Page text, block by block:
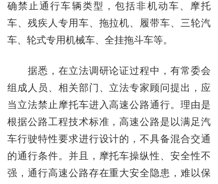
确禁止通行车辆类型，包括非机动车、摩托
车、残疾人专用车、拖拉机、履带车、三轮汽
车、轮式专用机械车、全挂拖斗车等。
据悉，在立法调研论证过程中，有常委会
组成人员、相关部门、立法专家顾问提出，应
当立法禁止摩托车进入高速公路通行。理由是
根据公路工程技术标准，高速公路是以满足汽
车行驶特性要求进行设计的，不具备混合交通
的通行条件。并且，摩托车操纵性、安全性不
强，通行高速公路存在重大安全隐患，难以保